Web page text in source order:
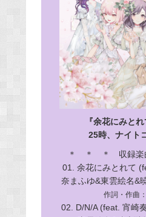
『余花にみとれ
25時、ナイト
＊ ＊ ＊ 収録
01. 余花にみとれて
奈まふゆ&東雲絵名&
作詞・作曲
02. D/N/A (feat. 宵崎